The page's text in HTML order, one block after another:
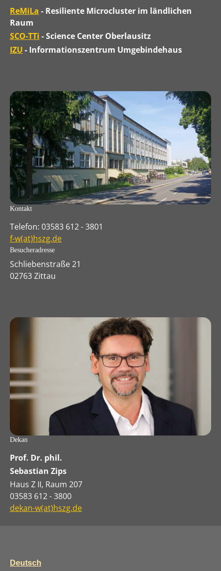
ReMiLa - Resiliente Microcluster im ländlichen
Raum
SCO-TTi - Science Center Oberlausitz
IZU - Informationszentrum Umgebindehaus
Kontakt
Telefon: 03583 612 - 3801
f-w(at)hszg.de
Besucheradresse
Schliebenstraße 21
02763 Zittau
Dekan
Prof. Dr. phil.
Sebastian Zips
Haus Z II, Raum 207
03583 612 - 3800
dekan-w(at)hszg.de
Deutsch